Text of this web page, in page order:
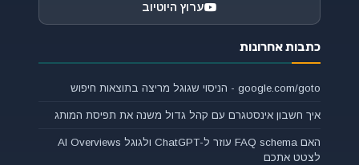
ערוץ היוטיוב
כתבות אחרונות
google.com/goto - הניסוי שגוגל מריצה בתוצאות חיפוש
איך חשבון אינסטגרם עם קהל גדול משנה את תפיסת המותג
האם FAQ schema עוזר ל-ChatGPT ולגוגל AI Overviews
לצטט אתכם